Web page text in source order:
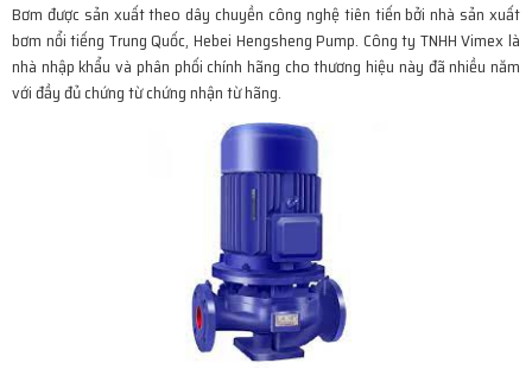
Bơm được sản xuất theo dây chuyền công nghệ tiên tiến bởi nhà sản xuất
bơm nổi tiếng Trung Quốc, Hebei Hengsheng Pump. Công ty TNHH Vimex là
nhà nhập khẩu và phân phối chính hãng cho thương hiệu này đã nhiều năm
với đầy đủ chứng từ chứng nhận từ hãng.